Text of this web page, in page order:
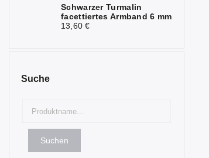
0
0
Opal
Rubin
Schwarzer Turmalin
facettiertes Armband 6 mm
13,60 €
Suche
Suchen